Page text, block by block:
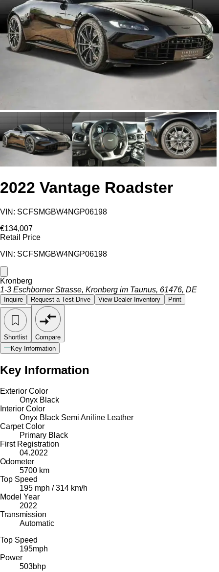
2022 Vantage Roadster
VIN: SCFSMGBW4NGP06198
€134,007
Retail Price
VIN: SCFSMGBW4NGP06198
Kronberg
1-3 Eschborner Strasse, Kronberg im Taunus, 61476, DE
Inquire Request a Test Drive View Dealer Inventory Print
Shortlist
Compare
Key Information
Key Information
Exterior Color
Onyx Black
Interior Color
Onyx Black Semi Aniline Leather
Carpet Color
Primary Black
First Registration
04.2022
Odometer
5700 km
Top Speed
195 mph / 314 km/h
Model Year
2022
Transmission
Automatic
Top Speed
195mph
Power
503bhp